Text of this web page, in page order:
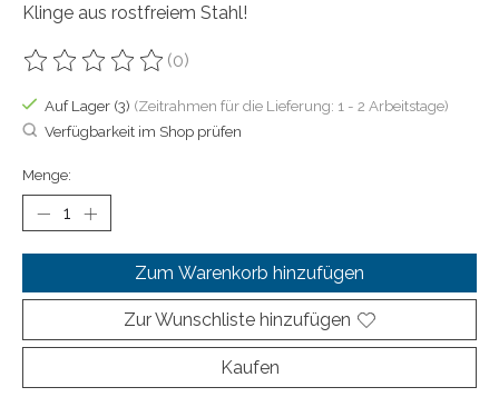
Klinge aus rostfreiem Stahl!
Die Bewertung dieses Produkts ist
(0)
Auf Lager (3) (Zeitrahmen für die Lieferung: 1 - 2 Arbeitstage)
Verfügbarkeit im Shop prüfen
Menge:
Zum Warenkorb hinzufügen
Zur Wunschliste hinzufügen
Kaufen